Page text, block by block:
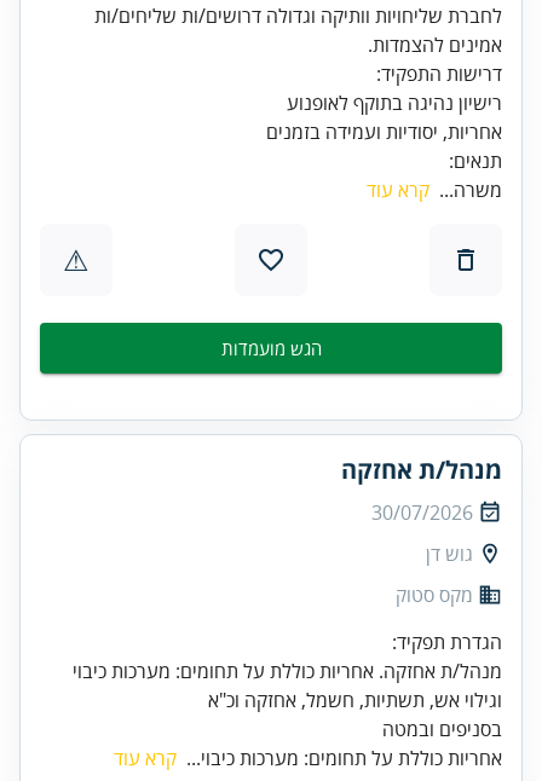
לחברת שליחויות וותיקה וגדולה דרושים/ות שליחים/ות
אמינים להצמדות.
אחריות, יסודיות ועמידה בזמנים
תנאים:
משרה... קרא עוד
⚠
הגש מועמדות
מנהל/ת אחזקה
30/07/2026
גוש דן
מקס סטוק
מנהל/ת אחזקה. אחריות כוללת על תחומים: מערכות כיבוי
בסניפים ובמטה
אחריות כוללת על תחומים: מערכות כיבוי... קרא עוד